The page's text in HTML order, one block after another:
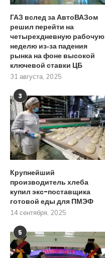
ГАЗ вслед за АвтоВАЗом
решил перейти на
четырехдневную рабочую
неделю из‑за падения
рынка на фоне высокой
ключевой ставки ЦБ
31 августа, 2025
3
Крупнейший
производитель хлеба
купил экс-поставщика
готовой еды для ПМЭФ
14 сентября, 2025
5